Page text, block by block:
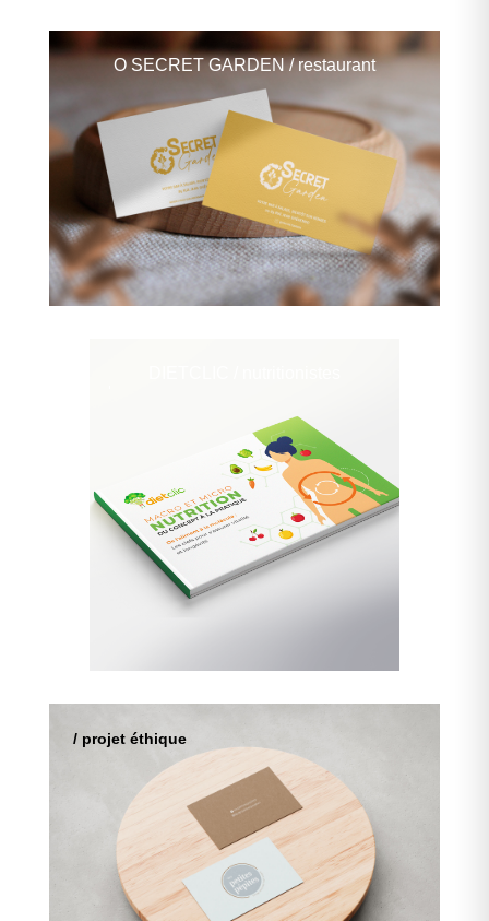
O SECRET GARDEN / restaurant
/ projet éthique